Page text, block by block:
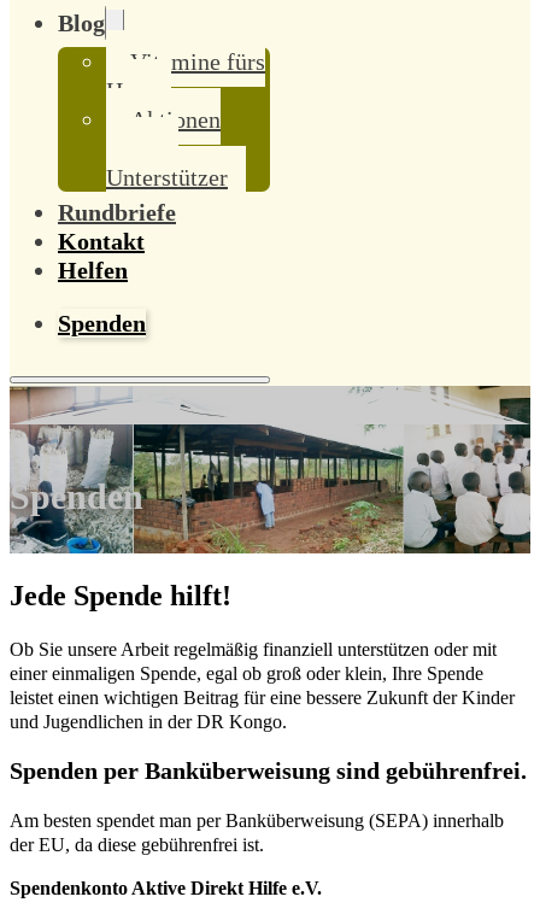
Blog
Vitamine fürs
Herz
Aktionen
Unterstützer
Rundbriefe
Kontakt
Helfen
Spenden
Spenden
Jede Spende hilft!
Ob Sie unsere Arbeit regelmäßig finanziell unterstützen oder mit
einer einmaligen Spende, egal ob groß oder klein, Ihre Spende
leistet einen wichtigen Beitrag für eine bessere Zukunft der Kinder
und Jugendlichen in der DR Kongo.
Spenden per Banküberweisung sind gebührenfrei.
Am besten spendet man per Banküberweisung (SEPA) innerhalb
der EU, da diese gebührenfrei ist.
Spendenkonto Aktive Direkt Hilfe e.V.